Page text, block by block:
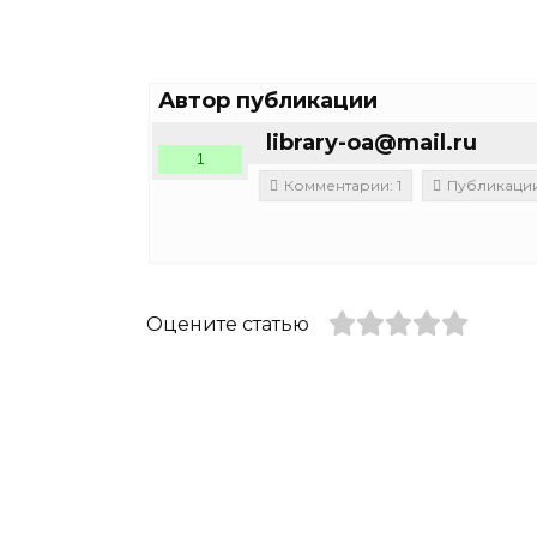
Автор публикации
library-oa@mail.ru
1
Комментарии: 1
Оцените статью